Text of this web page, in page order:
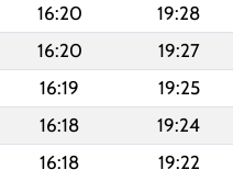
16:20 19:28
16:20 19:27
16:19 19:25
16:18 19:24
16:18 19:22